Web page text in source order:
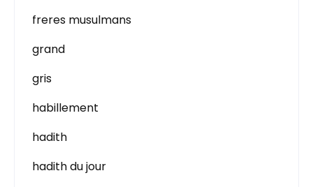
freres musulmans
grand
gris
habillement
hadith
hadith du jour